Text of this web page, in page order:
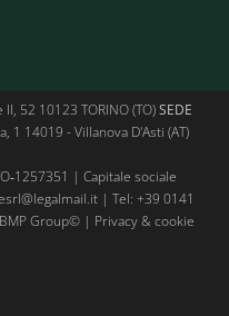
52 10123 TORINO (TO)SEDE
1 14019 - Villanova D'Asti (AT)
| Capitale sociale
| Tel: +39 0141
Group© | Privacy & cookie